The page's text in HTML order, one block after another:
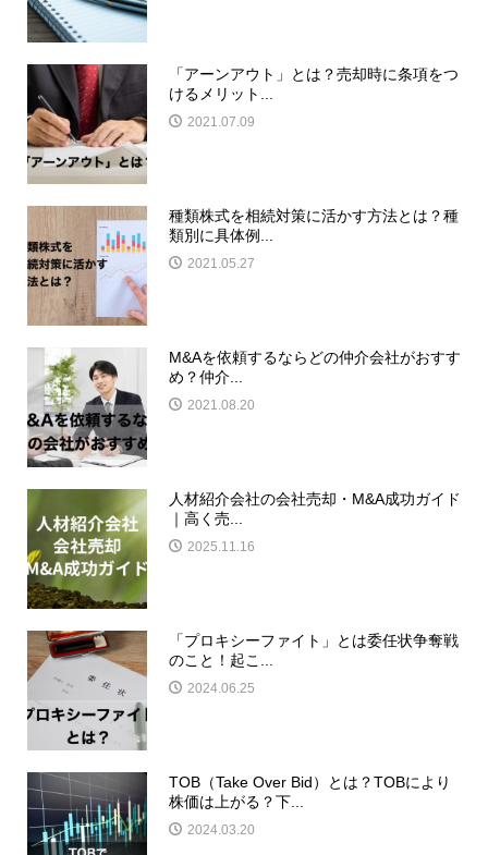
「アーンアウト」とは？売却時に条項をつ
けるメリット...
2021.07.09
種類株式を相続対策に活かす方法とは？種
類別に具体例...
2021.05.27
M&Aを依頼するならどの仲介会社がおすす
め？仲介...
2021.08.20
人材紹介会社の会社売却・M&A成功ガイド
｜高く売...
2025.11.16
「プロキシーファイト」とは委任状争奪戦
のこと！起こ...
2024.06.25
TOB（Take Over Bid）とは？TOBにより
株価は上がる？下...
2024.03.20